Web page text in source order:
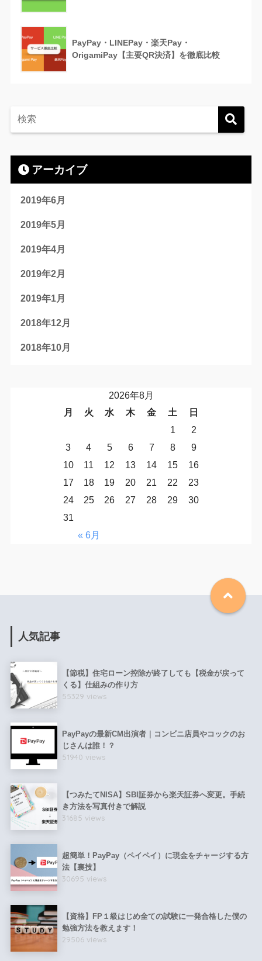
PayPay・LINEPay・楽天Pay・
OrigamiPay【主要QR決済】を徹底比較
アーカイブ
2019年6月
2019年5月
2019年4月
2019年2月
2019年1月
2018年12月
2018年10月
2026年8月
月
火 水 木 金 土 日
« 6月
1
2
3
4 5 6 7 8
9
10
11 12 13 14 15
16
17
18 19 20 21 22
23
24
25 26 27 28 29
30
31
人気記事
【節税】住宅ローン控除が終了しても【税金が戻って
くる】仕組みの作り方
55329 views
PayPayの最新CM出演者｜コンビニ店員やコックのお
じさんは誰！？
51940 views
【つみたてNISA】SBI証券から楽天証券へ変更。手続
き方法を写真付きで解説
31685 views
超簡単！PayPay（ペイペイ）に現金をチャージする方
法【裏技】
30695 views
【資格】FP１級はじめ全ての試験に一発合格した僕の
勉強方法を教えます！
29506 views